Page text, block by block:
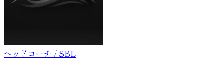
ヘッドコーチ / SBL